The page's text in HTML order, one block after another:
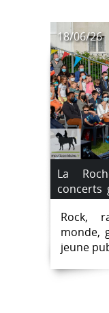
18/06/26
La
concerts
musique
Rock,
monde,
jeune